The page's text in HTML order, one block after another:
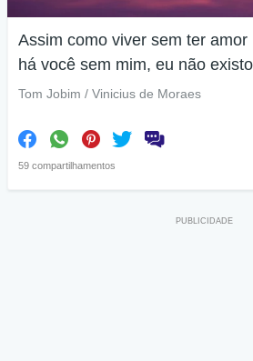
Assim como viver sem ter amor
há você sem mim, eu não
Tom Jobim / Vinicius de Moraes
59 compartilhamentos